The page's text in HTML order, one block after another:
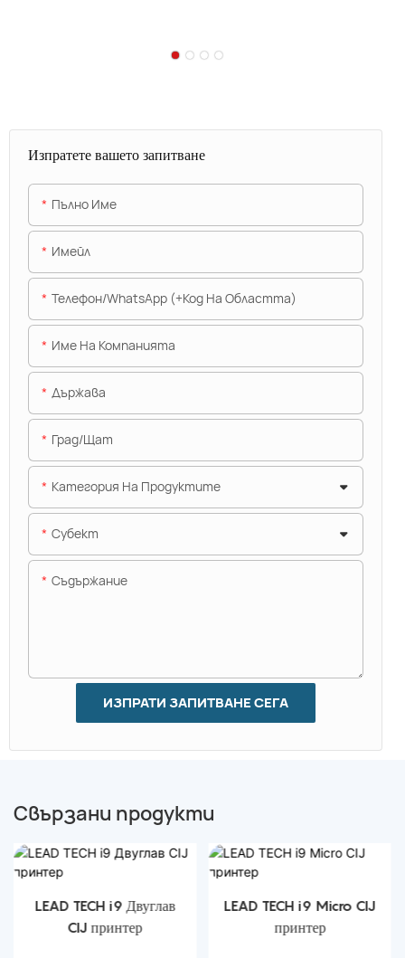
Изпратете вашето запитване
Пълно Име
Имейл
Телефон/WhatsApp (+Код На Областта)
Име На Компанията
Държава
Град/щат
Категория На Продуктите
Субект
Съдържание
ИЗПРАТИ ЗАПИТВАНЕ СЕГА
Свързани продукти
LEAD TECH i9 Двуглав
CIJ принтер
LEAD TECH i9 Micro CIJ
принтер